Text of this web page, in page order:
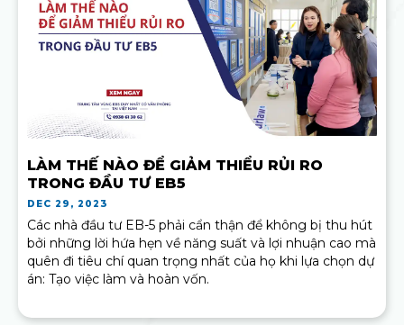
LÀM THẾ NÀO ĐỂ GIẢM THIỂU RỦI RO
TRONG ĐẦU TƯ EB5
DEC 29, 2023
Các nhà đầu tư EB-5 phải cẩn thận để không bị thu hút
bởi những lời hứa hẹn về năng suất và lợi nhuận cao mà
quên đi tiêu chí quan trọng nhất của họ khi lựa chọn dự
án: Tạo việc làm và hoàn vốn.